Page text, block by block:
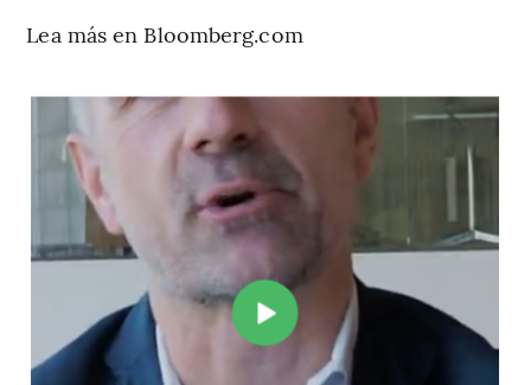
Lea más en Bloomberg.com